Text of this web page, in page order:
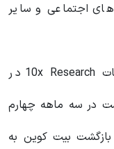
شبکه های اجتماعی و سایر
مارکوس تیلن، تحلیلگر و رئیس تحقیقات 10x Research در
است در سه ماهه چهارم
بازگشت بیت کوین به